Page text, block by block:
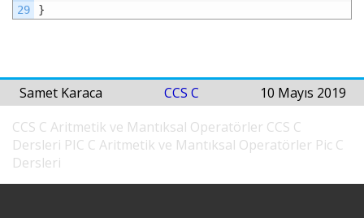
29
}
Samet Karaca CCS C
10 Mayıs 2019
CCS C Aritmetik ve Mantıksal Operatörler CCS C
Dersleri PIC C Aritmetik ve Mantıksal Operatörler Pic C
Dersleri